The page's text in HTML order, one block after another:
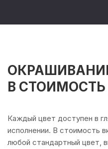
В
Каждый цвет доступен в
исполнении. В стоимость
любой стандартный цвет,